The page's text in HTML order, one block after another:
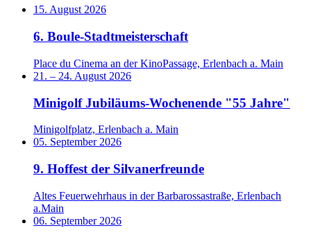
15. August 2026
6. Boule-Stadtmeisterschaft
Place du Cinema an der KinoPassage, Erlenbach a. Main
21. – 24. August 2026
Minigolf Jubiläums-Wochenende "55 Jahre"
Minigolfplatz, Erlenbach a. Main
05. September 2026
9. Hoffest der Silvanerfreunde
Altes Feuerwehrhaus in der Barbarossastraße, Erlenbach
a.Main
06. September 2026